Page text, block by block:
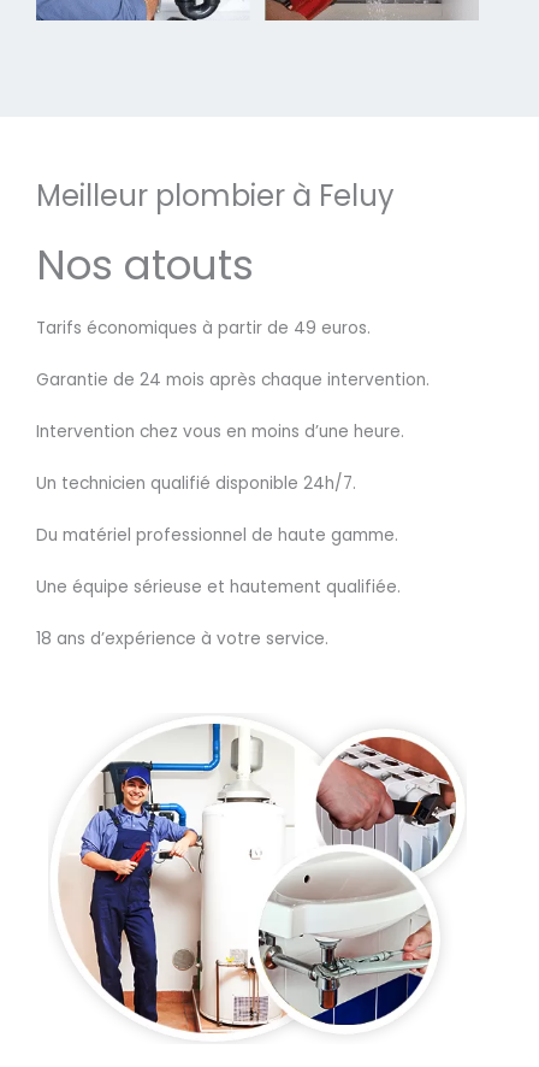
Meilleur plombier à Feluy
Nos atouts
Tarifs économiques à partir de 49 euros.
Garantie de 24 mois après chaque intervention.
Intervention chez vous en moins d’une heure.
Un technicien qualifié disponible 24h/7.
Du matériel professionnel de haute gamme.
Une équipe sérieuse et hautement qualifiée.
18 ans d’expérience à votre service.